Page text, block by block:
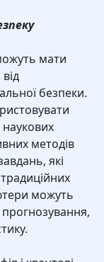
мати
безпеки.
наукових
методів
які
можуть